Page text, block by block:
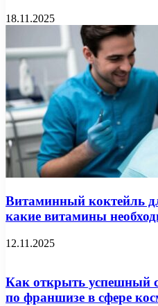
18.11.2025
Витаминный коктейль
какие витамины
12.11.2025
Как открыть успешный
по франшизе в сфере